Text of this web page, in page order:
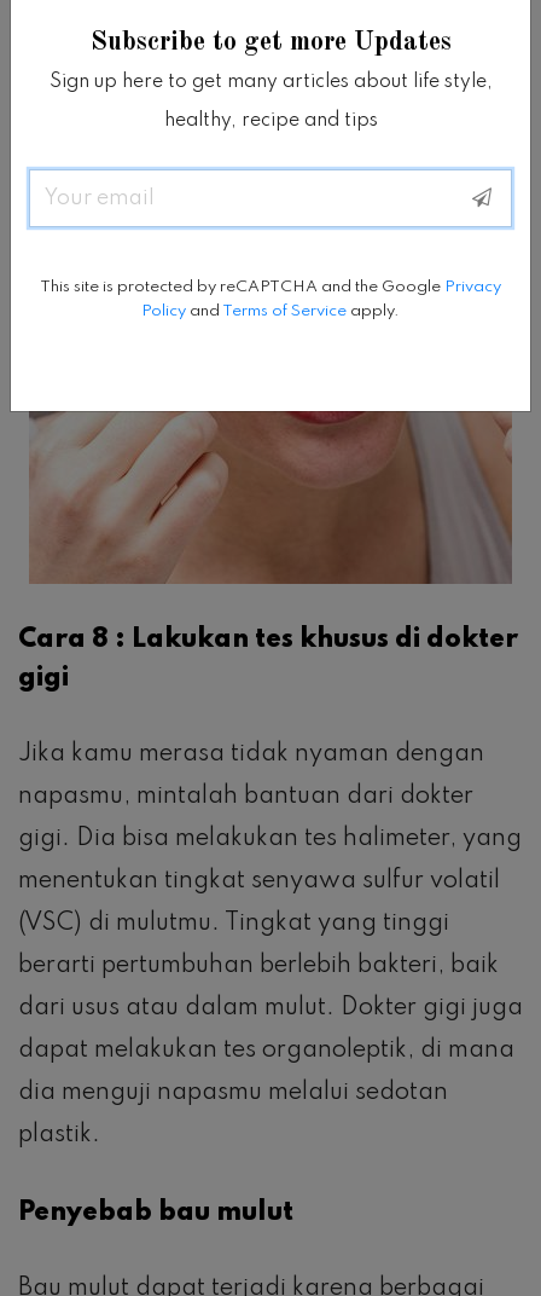
di antara gigi.
Cara 8 : Lakukan tes khusus di dokter
gigi
Jika kamu merasa tidak nyaman dengan
napasmu, mintalah bantuan dari dokter
gigi. Dia bisa melakukan tes halimeter, yang
menentukan tingkat senyawa sulfur volatil
(VSC) di mulutmu. Tingkat yang tinggi
berarti pertumbuhan berlebih bakteri, baik
dari usus atau dalam mulut. Dokter gigi juga
dapat melakukan tes organoleptik, di mana
dia menguji napasmu melalui sedotan
plastik.
Penyebab bau mulut
Bau mulut dapat terjadi karena berbagai
Subscribe to get more Updates
Sign up here to get many articles about life style,
healthy, recipe and tips
Email
This site is protected by reCAPTCHA and the Google Privacy
Policy and Terms of Service apply.